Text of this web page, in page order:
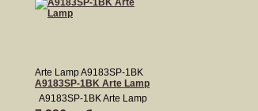
Arte Lamp A9183SP-1BK
A9183SP-1BK Arte Lamp
A9183SP-1BK Arte Lamp